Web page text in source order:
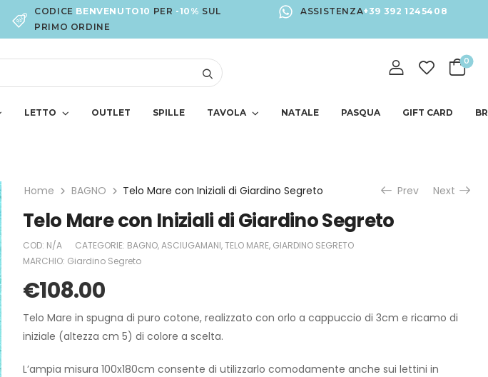
CODICE BENVENUTO10 PER -10% SUL
PRIMO ORDINE
ASSISTENZA+39 392 1245408
0
LETTO OUTLET SPILLE TAVOLA NATALE PASQUA GIFT CARD
Home BAGNO Telo Mare con Iniziali di Giardino Segreto Prev Next
Telo Mare con Iniziali di Giardino Segreto
COD: N/A CATEGORIE: BAGNO,ASCIUGAMANI,TELO MARE, GIARDINO SEGRETO
MARCHIO: Giardino Segreto
€108.00
Telo Mare in spugna di puro cotone, realizzato con orlo a cappuccio di 3cm e ricamo di
iniziale (altezza cm 5) di colore a scelta.
L’ampia misura 100x180cm consente di utilizzarlo comodamente anche sui lettini in